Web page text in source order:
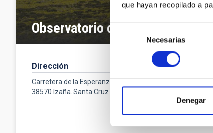
que hayan recopilado a
Selección
consentimiento
Necesarias
Denegar
Observatorio del Teide
Dirección
Carretera de la Esperanza, s/n,
38570 Izaña, Santa Cruz de Tenerife
Contacto
Teléfono
Fax